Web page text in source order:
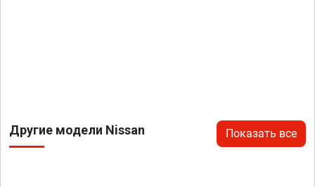
Другие модели Nissan Показать все